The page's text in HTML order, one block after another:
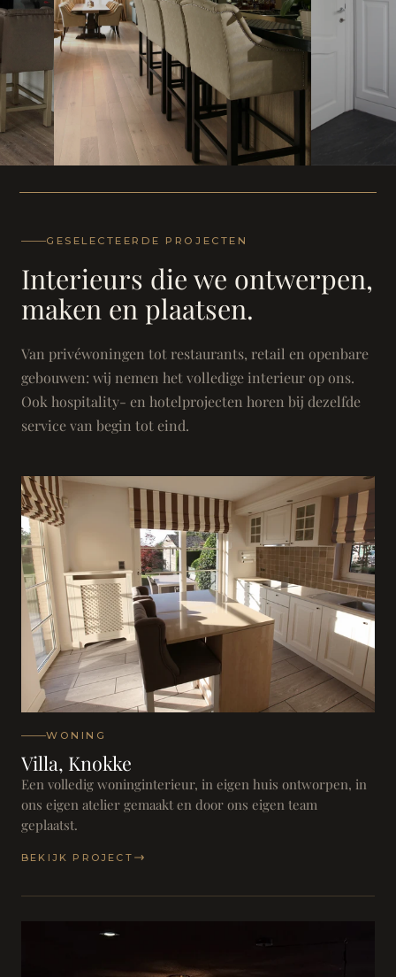
Landhuis - Grimbergen
GESELECTEERDE PROJECTEN
Interieurs die we ontwerpen,
maken en plaatsen.
Van privéwoningen tot restaurants, retail en openbare
gebouwen: wij nemen het volledige interieur op ons.
Ook hospitality- en hotelprojecten horen bij dezelfde
service van begin tot eind.
WONING
Villa, Knokke
Een volledig woninginterieur, in eigen huis ontworpen, in
ons eigen atelier gemaakt en door ons eigen team
geplaatst.
BEKIJK PROJECT